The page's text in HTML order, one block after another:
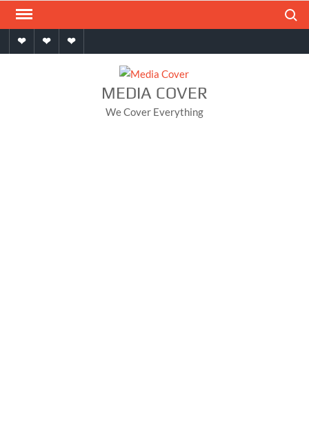
Skip
contentHomeAboutContact
MEDIA COVER
We Cover Everything